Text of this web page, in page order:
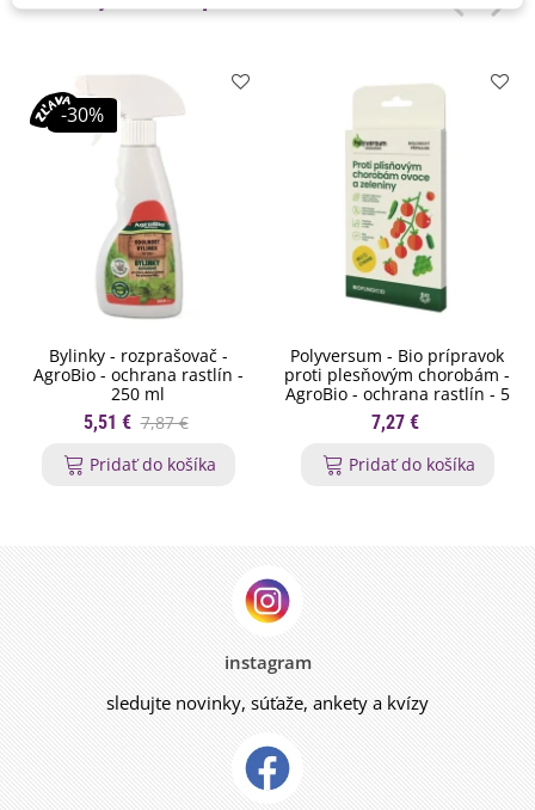
-30%
Bylinky - rozprašovač -
AgroBio - ochrana rastlín -
250 ml
5,51 € 7,87 €
Pridať do košíka
Polyversum - Bio prípravok
proti plesňovým chorobám -
AgroBio - ochrana rastlín - 5
g
7,27 €
Pridať do košíka
instagram
sledujte novinky, súťaže, ankety a kvízy